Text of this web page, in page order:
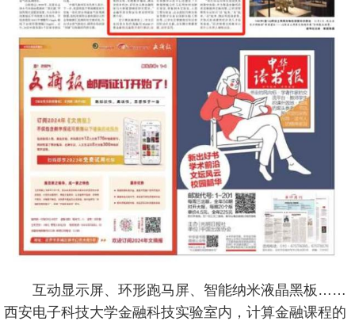
互动显示屏、环形跑马屏、智能纳米液晶黑板……
西安电子科技大学金融科技实验室内，计算金融课程的